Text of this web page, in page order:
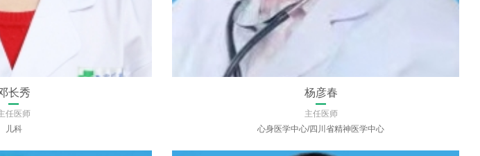
陈金
任医师
研究所(皮肤科)
曾义
主任医师
神经外科